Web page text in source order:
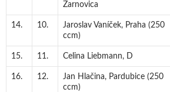
Žarnovica
14. 10.
Jaroslav Vaníček, Praha (250
ccm)
15. 11. Celina Liebmann, D
16. 12.
Jan Hlačina, Pardubice (250
ccm)